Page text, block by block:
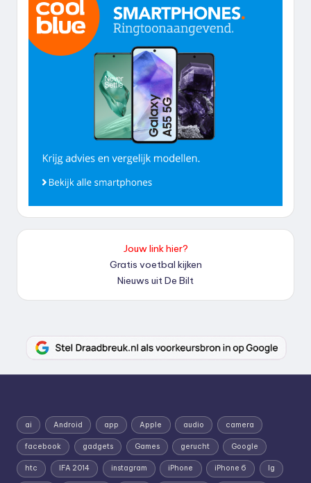
Jouw link hier?
Gratis voetbal kijken
Nieuws uit De Bilt
ai Android app Apple audio camera
facebook gadgets Games gerucht Google
htc IFA 2014 instagram iPhone iPhone 6 lg